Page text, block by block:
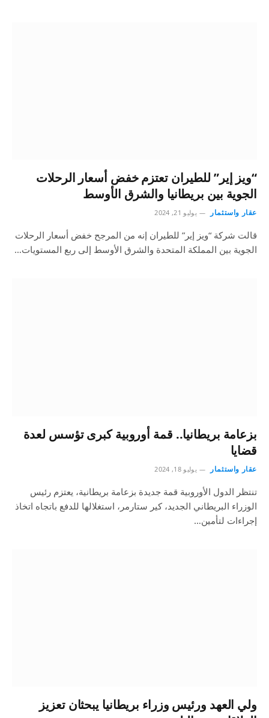
“ويز إير” للطيران تعتزم خفض أسعار الرحلات
الجوية بين بريطانيا والشرق الأوسط
عقار واستثمار يوليو 21, 2024
قالت شركة “ويز إير” للطيران إنه من المرجح خفض أسعار الرحلات
الجوية بين المملكة المتحدة والشرق الأوسط إلى ربع المستويات…
بزعامة بريطانيا.. قمة أوروبية كبرى تؤسس لعدة
قضايا
عقار واستثمار يوليو 18, 2024
تنتظر الدول الأوروبية قمة جديدة بزعامة بريطانية، يعتزم رئيس
الوزراء البريطاني الجديد، كير ستارمر، استغلالها للدفع باتجاه اتخاذ
إجراءات لتأمين…
ولي العهد ورئيس وزراء بريطانيا يبحثان تعزيز